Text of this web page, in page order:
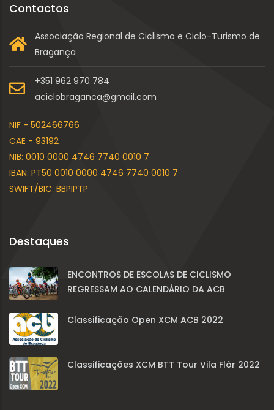
Contactos
Associação Regional de Ciclismo e Ciclo-Turismo de
Bragança
+351 962 970 784
aciclobraganca@gmail.com
NIF - 502466766
CAE - 93192
NIB: 0010 0000 4746 7740 0010 7
IBAN: PT50 0010 0000 4746 7740 0010 7
SWIFT/BIC: BBPIPTP
Destaques
ENCONTROS DE ESCOLAS DE CICLISMO
REGRESSAM AO CALENDÁRIO DA ACB
Classificação Open XCM ACB 2022
Classificações XCM BTT Tour Vila Flôr 2022